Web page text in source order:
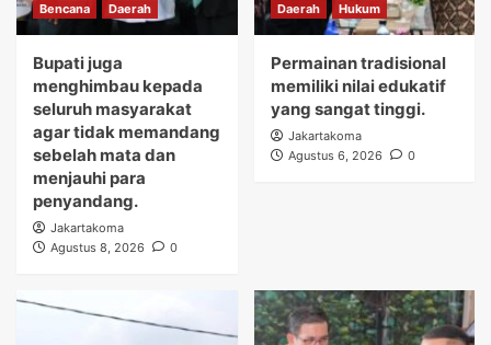
Bencana Daerah
Bupati juga
menghimbau kepada
seluruh masyarakat
agar tidak memandang
sebelah mata dan
menjauhi para
penyandang.
Jakartakoma
Agustus 8, 2026
0
Daerah Hukum
Permainan tradisional
memiliki nilai edukatif
yang sangat tinggi.
Jakartakoma
Agustus 6, 2026
0